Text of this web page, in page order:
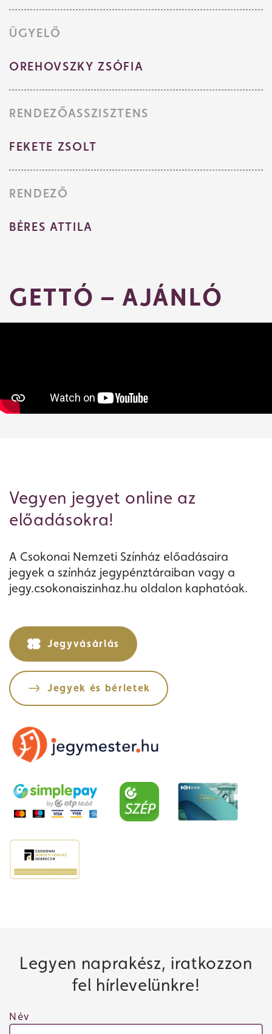
ÜGYELŐ
OREHOVSZKY ZSÓFIA
RENDEZŐASSZISZTENS
FEKETE ZSOLT
RENDEZŐ
BÉRES ATTILA
GETTÓ – AJÁNLÓ
Vegyen jegyet online az
előadásokra!
A Csokonai Nemzeti Színház előadásaira
jegyek a színház jegypénztáraiban vagy a
jegy.csokonaiszinhaz.hu oldalon kaphatóak.
Jegyvásárlás
Jegyek és bérletek
Legyen naprakész, iratkozzon
fel hírlevelünkre!
Név